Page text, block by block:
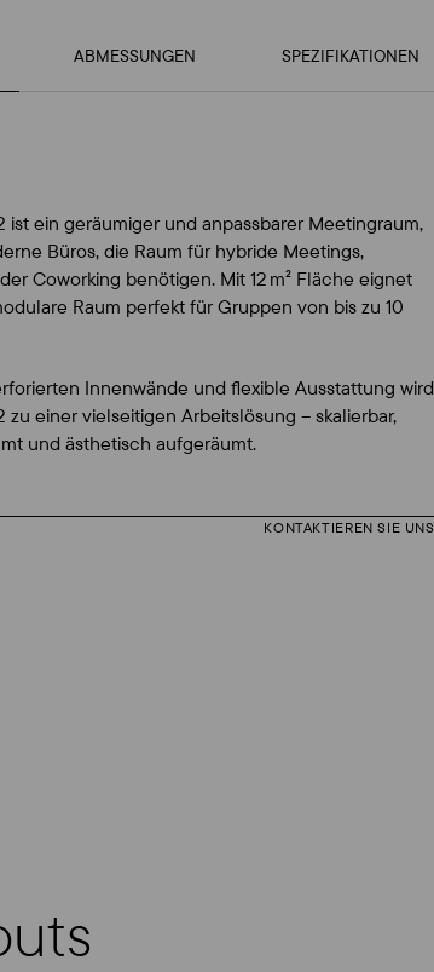
ABMESSUNGEN SPEZIFIKATIONEN
ist ein geräumiger und anpassbarer Meetingraum,
Büros, die Raum für hybride Meetings,
Coworking benötigen. Mit 12 m² Fläche eignet
Raum perfekt für Gruppen von bis zu 10
Innenwände und flexible Ausstattung wird
zu einer vielseitigen Arbeitslösung – skalierbar,
und ästhetisch aufgeräumt.
KONTAKTIEREN SIE UNS